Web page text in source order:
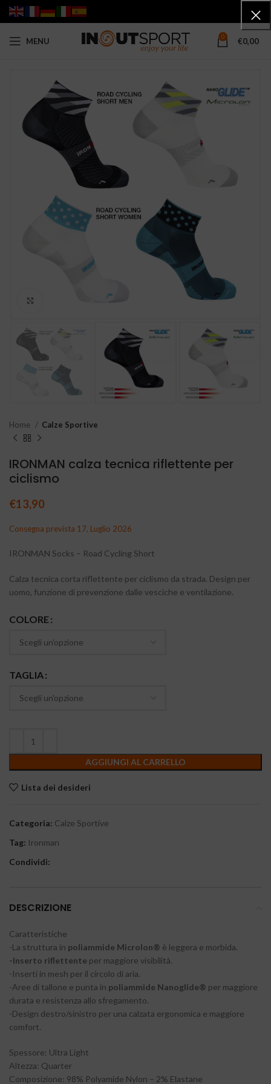
MENU 0 €0,00
Clicca per ingrandire
Home Calze Sportive
IRONMAN calza tecnica riflettente per
ciclismo
€13,90
Consegna prevista 17, Luglio 2026
IRONMAN Socks – Road Cycling Short
Calza tecnica corta riflettente per ciclismo da strada. Design per
uomo, funzione di prevenzione dalle vesciche e ventilazione.
COLORE
TAGLIA
AGGIUNGI AL CARRELLO
Lista dei desideri
Categoria: Calze Sportive
Tag: Ironman
Condividi:
DESCRIZIONE
Caratteristiche
-La struttura in poliammide Microlon® è leggera e morbida.
-Inserto riflettente per maggiore visibilità.
-Inserti in mesh per il circolo di aria.
-Aree di tallone e punta in poliammide Nanoglide® per maggiore
durata e resistenza allo sfregamento.
-Design destro/sinistro per una calzata ergonomica e maggiore
comfort.
Spessore: Ultra Light
Altezza: Quarter
Composizione: 98% Polyamide Nylon – 2% Elastane